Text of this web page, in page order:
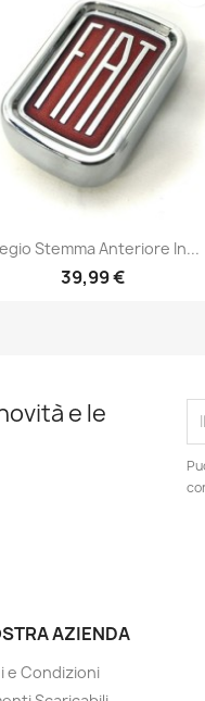
Anteprima
Stemma Anteriore In...
39,99 €
e le
AZIENDA
e Condizioni